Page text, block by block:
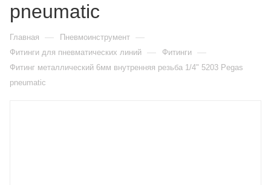
pneumatic
Главная — Пневмоинструмент —
Фитинги для пневматических линий — Фитинги —
Фитинг металлический 6мм внутренняя резьба 1/4" 5203 Pegas
pneumatic